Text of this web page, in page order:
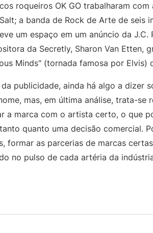
roqueiros OK GO trabalharam com
a banda de Rock de Arte de seis
um espaço em um anúncio da J.C.
da Secretly, Sharon Van Etten,
Minds" (tornada famosa por Elvis)
publicidade, ainda há algo a dizer
mas, em última análise, trata-se
a marca com o artista certo, o que
quanto uma decisão comercial.
formar as parcerias de marcas
no pulso de cada artéria da